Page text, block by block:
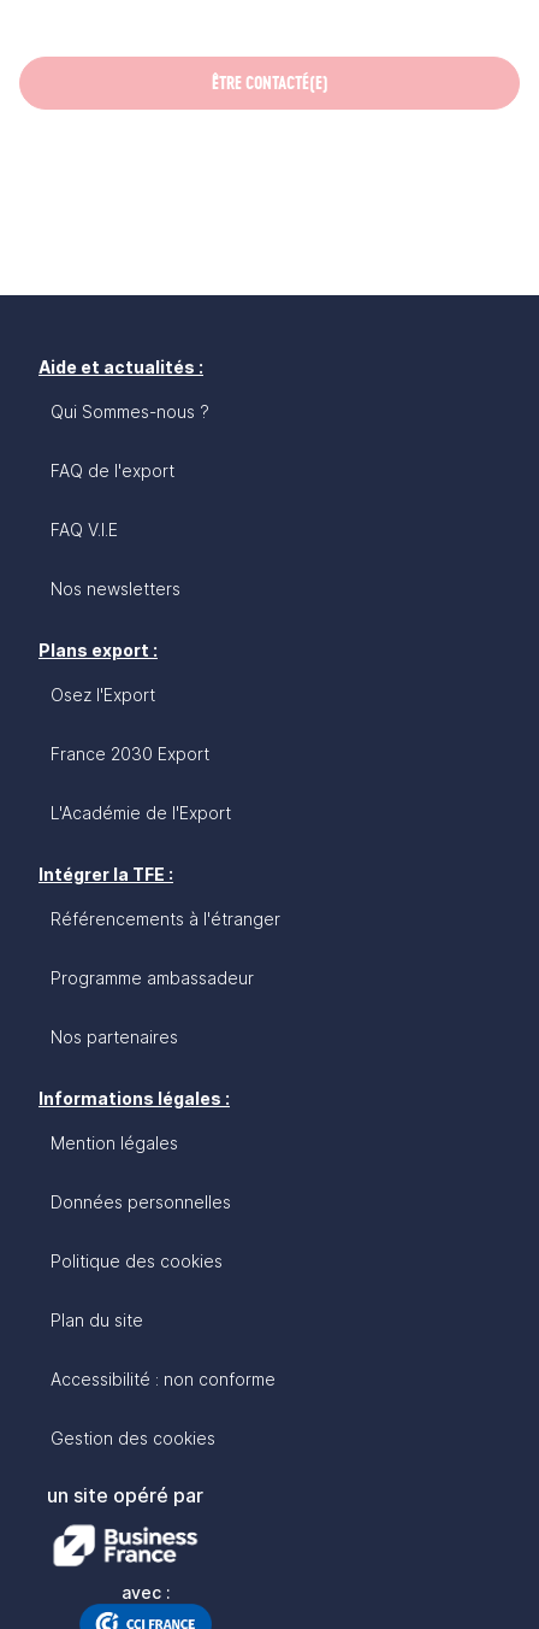
ÊTRE CONTACTÉ(E)
Aide et actualités :
Qui Sommes-nous ?
FAQ de l'export
FAQ V.I.E
Nos newsletters
Plans export :
Osez l'Export
France 2030 Export
L'Académie de l'Export
Intégrer la TFE :
Référencements à l'étranger
Programme ambassadeur
Nos partenaires
Informations légales :
Mention légales
Données personnelles
Politique des cookies
Plan du site
Accessibilité : non conforme
Gestion des cookies
un site opéré par
avec :